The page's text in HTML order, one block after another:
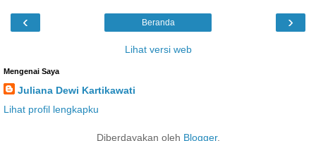
‹ ›
Beranda
Lihat versi web
Mengenai Saya
Juliana Dewi Kartikawati
Lihat profil lengkapku
Diberdayakan oleh Blogger.